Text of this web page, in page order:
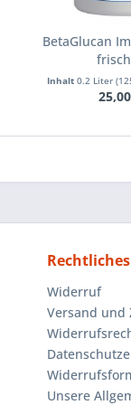
BetaGlucan
Inhalt0.2 Liter
Rechtliches
Widerruf
Versand und
Unsere